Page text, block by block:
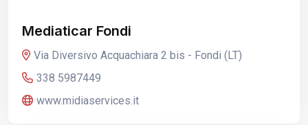
Mediaticar Fondi
Via Diversivo Acquachiara 2 bis - Fondi (LT)
338 5987449
www.midiaservices.it